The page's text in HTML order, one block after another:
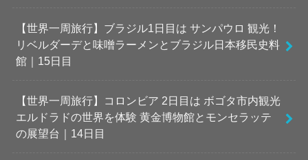
【世界一周旅行】ブラジル1日目は サンパウロ 観光！
リベルダーデと味噌ラーメンとブラジル日本移民史料
館｜15日目
【世界一周旅行】コロンビア 2日目は ボゴタ市内観光
エルドラドの世界を体験 黄金博物館とモンセラッテ
の展望台｜14日目